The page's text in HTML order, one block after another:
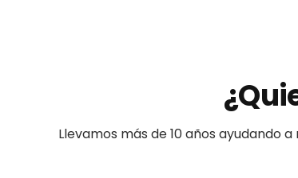
Llevamos más de 10 años ayudando a